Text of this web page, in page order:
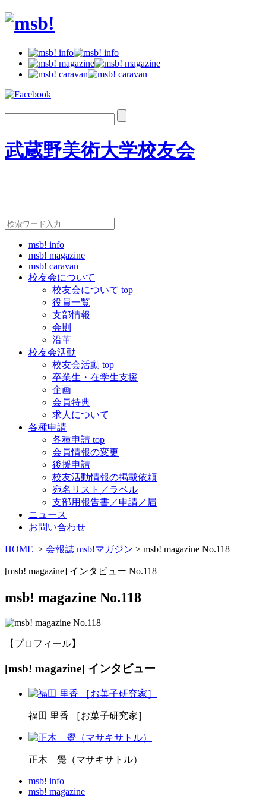
武蔵野美術大学校友会
msb! info
msb! magazine
msb! caravan
校友会について
校友会について top
役員一覧
支部情報
会則
沿革
校友会活動
校友会活動 top
卒業生・在学生支援
企画
会員特典
求人について
各種申請
各種申請 top
会員情報の変更
後援申請
校友活動情報の掲載依頼
宛名リスト／ラベル
支部用報告書／申請／届
ニュース
お問い合わせ
HOME > 会報誌 msb!マガジン > msb! magazine No.118
[msb! magazine] インタビュー No.118
msb! magazine No.118
【プロフィール】
[msb! magazine] インタビュー
福田 里香 ［お菓子研究家］
正木 覺（マサキサトル）
msb! info
msb! magazine